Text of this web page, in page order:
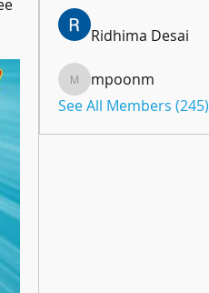
Ridhima Desai
mpoonm
mpoonm
See All Members (245)